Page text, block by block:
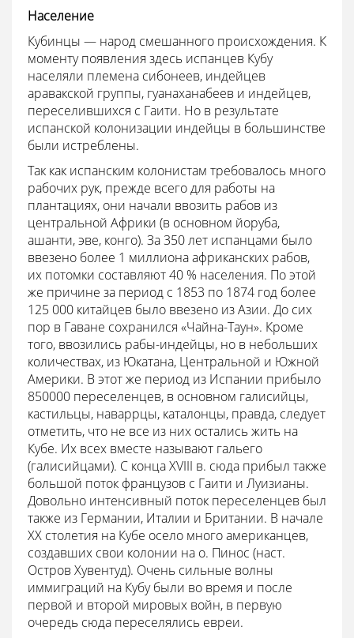
Население
Кубинцы — народ смешанного происхождения. К
моменту появления здесь испанцев Кубу
населяли племена сибонеев, индейцев
аравакской группы, гуанаханабеев и индейцев,
переселившихся с Гаити. Но в результате
испанской колонизации индейцы в большинстве
были истреблены.
Так как испанским колонистам требовалось много
рабочих рук, прежде всего для работы на
плантациях, они начали ввозить рабов из
центральной Африки (в основном йоруба,
ашанти, эве, конго). За 350 лет испанцами было
ввезено более 1 миллиона африканских рабов,
их потомки составляют 40 % населения. По этой
же причине за период с 1853 по 1874 год более
125 000 китайцев было ввезено из Азии. До сих
пор в Гаване сохранился «Чайна-Таун». Кроме
того, ввозились рабы-индейцы, но в небольших
количествах, из Юкатана, Центральной и Южной
Америки. В этот же период из Испании прибыло
850000 переселенцев, в основном галисийцы,
кастильцы, наваррцы, каталонцы, правда, следует
отметить, что не все из них остались жить на
Кубе. Их всех вместе называют гальего
(галисийцами). С конца XVIII в. сюда прибыл также
большой поток французов с Гаити и Луизианы.
Довольно интенсивный поток переселенцев был
также из Германии, Италии и Британии. В начале
XX столетия на Кубе осело много американцев,
создавших свои колонии на о. Пинос (наст.
Остров Хувентуд). Очень сильные волны
иммиграций на Кубу были во время и после
первой и второй мировых войн, в первую
очередь сюда переселялись евреи.